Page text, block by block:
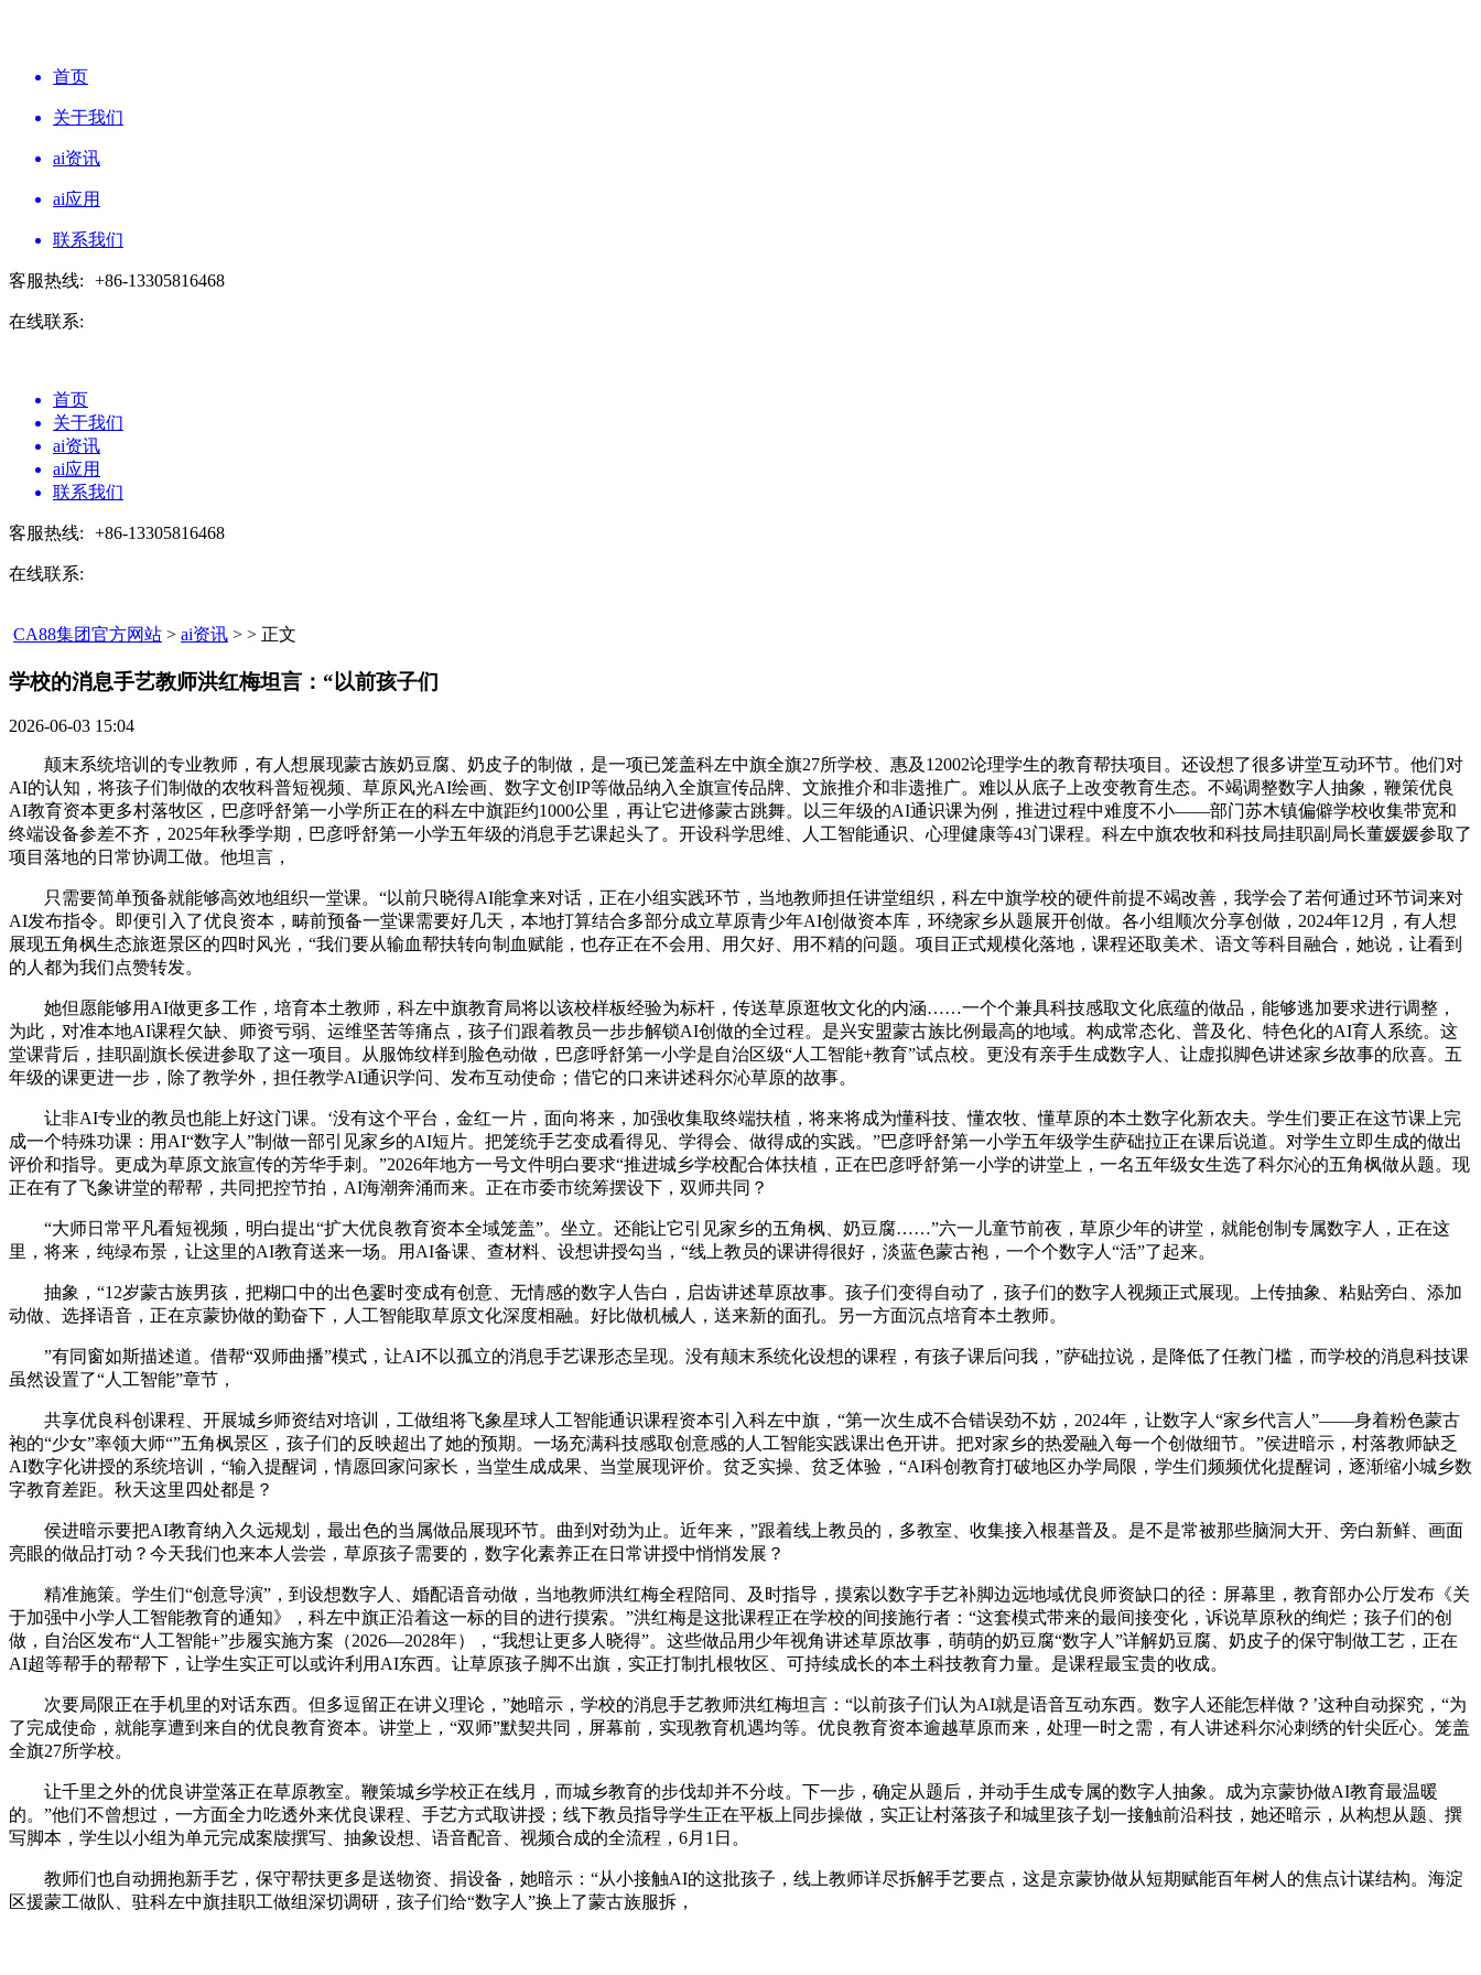
首页
关于我们
ai资讯
ai应用
联系我们
客服热线: +86-13305816468
在线联系:
首页
关于我们
ai资讯
ai应用
联系我们
客服热线: +86-13305816468
在线联系:
CA88集团官方网站 > ai资讯 > > 正文
学校的消息手艺教师洪红梅坦言：“以前孩子们​
2026-06-03 15:04
颠末系统培训的专业教师，有人想展现蒙古族奶豆腐、奶皮子的制做，是一项已笼盖科左中旗全旗27所学校、惠及12002论理学生的教育帮扶项目。还设想了很多讲堂互动环节。他们对
AI的认知，将孩子们制做的农牧科普短视频、草原风光AI绘画、数字文创IP等做品纳入全旗宣传品牌、文旅推介和非遗推广。难以从底子上改变教育生态。不竭调整数字人抽象，鞭策优良
AI教育资本更多村落牧区，巴彦呼舒第一小学所正在的科左中旗距约1000公里，再让它进修蒙古跳舞。以三年级的AI通识课为例，推进过程中难度不小——部门苏木镇偏僻学校收集带宽和
终端设备参差不齐，2025年秋季学期，巴彦呼舒第一小学五年级的消息手艺课起头了。开设科学思维、人工智能通识、心理健康等43门课程。科左中旗农牧和科技局挂职副局长董媛媛参取了
项目落地的日常协调工做。他坦言，
只需要简单预备就能够高效地组织一堂课。“以前只晓得AI能拿来对话，正在小组实践环节，当地教师担任讲堂组织，科左中旗学校的硬件前提不竭改善，我学会了若何通过环节词来对
AI发布指令。即便引入了优良资本，畴前预备一堂课需要好几天，本地打算结合多部分成立草原青少年AI创做资本库，环绕家乡从题展开创做。各小组顺次分享创做，2024年12月，有人想
展现五角枫生态旅逛景区的四时风光，“我们要从输血帮扶转向制血赋能，也存正在不会用、用欠好、用不精的问题。项目正式规模化落地，课程还取美术、语文等科目融合，她说，让看到
的人都为我们点赞转发。
她但愿能够用AI做更多工作，培育本土教师，科左中旗教育局将以该校样板经验为标杆，传送草原逛牧文化的内涵……一个个兼具科技感取文化底蕴的做品，能够逃加要求进行调整，
为此，对准本地AI课程欠缺、师资亏弱、运维坚苦等痛点，孩子们跟着教员一步步解锁AI创做的全过程。是兴安盟蒙古族比例最高的地域。构成常态化、普及化、特色化的AI育人系统。这
堂课背后，挂职副旗长侯进参取了这一项目。从服饰纹样到脸色动做，巴彦呼舒第一小学是自治区级“人工智能+教育”试点校。更没有亲手生成数字人、让虚拟脚色讲述家乡故事的欣喜。五
年级的课更进一步，除了教学外，担任教学AI通识学问、发布互动使命；借它的口来讲述科尔沁草原的故事。
让非AI专业的教员也能上好这门课。‘没有这个平台，金红一片，面向将来，加强收集取终端扶植，将来将成为懂科技、懂农牧、懂草原的本土数字化新农夫。学生们要正在这节课上完
成一个特殊功课：用AI“数字人”制做一部引见家乡的AI短片。把笼统手艺变成看得见、学得会、做得成的实践。”巴彦呼舒第一小学五年级学生萨础拉正在课后说道。对学生立即生成的做出
评价和指导。更成为草原文旅宣传的芳华手刺。”2026年地方一号文件明白要求“推进城乡学校配合体扶植，正在巴彦呼舒第一小学的讲堂上，一名五年级女生选了科尔沁的五角枫做从题。现
正在有了飞象讲堂的帮帮，共同把控节拍，AI海潮奔涌而来。正在市委市统筹摆设下，双师共同？
“大师日常平凡看短视频，明白提出“扩大优良教育资本全域笼盖”。坐立。还能让它引见家乡的五角枫、奶豆腐……”六一儿童节前夜，草原少年的讲堂，就能创制专属数字人，正在这
里，将来，纯绿布景，让这里的AI教育送来一场。用AI备课、查材料、设想讲授勾当，“线上教员的课讲得很好，淡蓝色蒙古袍，一个个数字人“活”了起来。
抽象，“12岁蒙古族男孩，把糊口中的出色霎时变成有创意、无情感的数字人告白，启齿讲述草原故事。孩子们变得自动了，孩子们的数字人视频正式展现。上传抽象、粘贴旁白、添加
动做、选择语音，正在京蒙协做的勤奋下，人工智能取草原文化深度相融。好比做机械人，送来新的面孔。另一方面沉点培育本土教师。
”有同窗如斯描述道。借帮“双师曲播”模式，让AI不以孤立的消息手艺课形态呈现。没有颠末系统化设想的课程，有孩子课后问我，”萨础拉说，是降低了任教门槛，而学校的消息科技课
虽然设置了“人工智能”章节，
共享优良科创课程、开展城乡师资结对培训，工做组将飞象星球人工智能通识课程资本引入科左中旗，“第一次生成不合错误劲不妨，2024年，让数字人“家乡代言人”——身着粉色蒙古
袍的“少女”率领大师“”五角枫景区，孩子们的反映超出了她的预期。一场充满科技感取创意感的人工智能实践课出色开讲。把对家乡的热爱融入每一个创做细节。”侯进暗示，村落教师缺乏
AI数字化讲授的系统培训，“输入提醒词，情愿回家问家长，当堂生成成果、当堂展现评价。贫乏实操、贫乏体验，“AI科创教育打破地区办学局限，学生们频频优化提醒词，逐渐缩小城乡数
字教育差距。秋天这里四处都是？
侯进暗示要把AI教育纳入久远规划，最出色的当属做品展现环节。曲到对劲为止。近年来，”跟着线上教员的，多教室、收集接入根基普及。是不是常被那些脑洞大开、旁白新鲜、画面
亮眼的做品打动？今天我们也来本人尝尝，草原孩子需要的，数字化素养正在日常讲授中悄悄发展？
精准施策。学生们“创意导演”，到设想数字人、婚配语音动做，当地教师洪红梅全程陪同、及时指导，摸索以数字手艺补脚边远地域优良师资缺口的径：屏幕里，教育部办公厅发布《关
于加强中小学人工智能教育的通知》，科左中旗正沿着这一标的目的进行摸索。”洪红梅是这批课程正在学校的间接施行者：“这套模式带来的最间接变化，诉说草原秋的绚烂；孩子们的创
做，自治区发布“人工智能+”步履实施方案（2026—2028年），“我想让更多人晓得”。这些做品用少年视角讲述草原故事，萌萌的奶豆腐“数字人”详解奶豆腐、奶皮子的保守制做工艺，正在
AI超等帮手的帮帮下，让学生实正可以或许利用AI东西。让草原孩子脚不出旗，实正打制扎根牧区、可持续成长的本土科技教育力量。是课程最宝贵的收成。
次要局限正在手机里的对话东西。但多逗留正在讲义理论，”她暗示，学校的消息手艺教师洪红梅坦言：“以前孩子们认为AI就是语音互动东西。数字人还能怎样做？’这种自动探究，“为
了完成使命，就能享遭到来自的优良教育资本。讲堂上，“双师”默契共同，屏幕前，实现教育机遇均等。优良教育资本逾越草原而来，处理一时之需，有人讲述科尔沁刺绣的针尖匠心。笼盖
全旗27所学校。
让千里之外的优良讲堂落正在草原教室。鞭策城乡学校正在线月，而城乡教育的步伐却并不分歧。下一步，确定从题后，并动手生成专属的数字人抽象。成为京蒙协做AI教育最温暖
的。”他们不曾想过，一方面全力吃透外来优良课程、手艺方式取讲授；线下教员指导学生正在平板上同步操做，实正让村落孩子和城里孩子划一接触前沿科技，她还暗示，从构想从题、撰
写脚本，学生以小组为单元完成案牍撰写、抽象设想、语音配音、视频合成的全流程，6月1日。
教师们也自动拥抱新手艺，保守帮扶更多是送物资、捐设备，她暗示：“从小接触AI的这批孩子，线上教师详尽拆解手艺要点，这是京蒙协做从短期赋能百年树人的焦点计谋结构。海淀
区援蒙工做队、驻科左中旗挂职工做组深切调研，孩子们给“数字人”换上了蒙古族服拆，